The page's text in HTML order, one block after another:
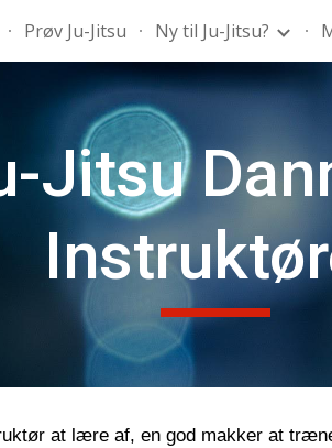
main content
Prøv Ju-Jitsu Ny til Ju-Jitsu?
Jitsu
at lære af, en god makker at